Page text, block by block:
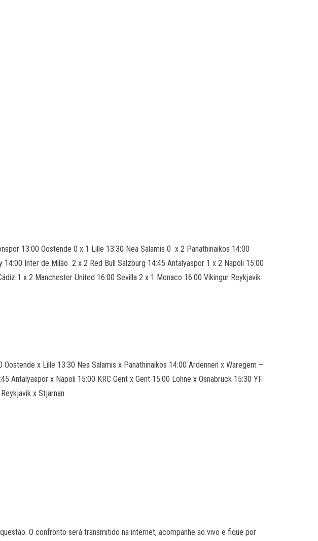
13:00 Oostende 0 x 1 Lille 13:30 Nea Salamis 0 x 2 Panathinaikos 14:00
Inter de Milão 2 x 2 Red Bull Salzburg 14:45 Antalyaspor 1 x 2 Napoli 15:00
1 x 2 Manchester United 16:00 Sevilla 2 x 1 Monaco 16:00 Vikingur Reykjavik
x Lille 13:30 Nea Salamis x Panathinaikos 14:00 Ardennen x Waregem –
Antalyaspor x Napoli 15:00 KRC Gent x Gent 15:00 Lohne x Osnabruck 15:30 YF
x Stjarnan
O confronto será transmitido na internet, acompanhe ao vivo e fique por